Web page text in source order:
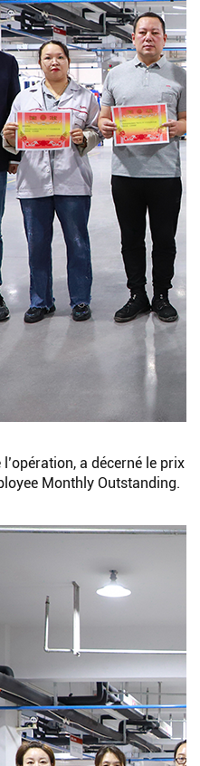
a décerné le prix
Monthly Outstanding.